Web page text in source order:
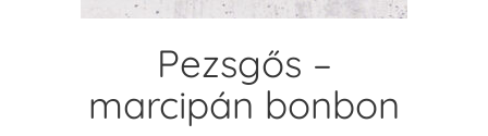
Pezsgős –
marcipán bonbon